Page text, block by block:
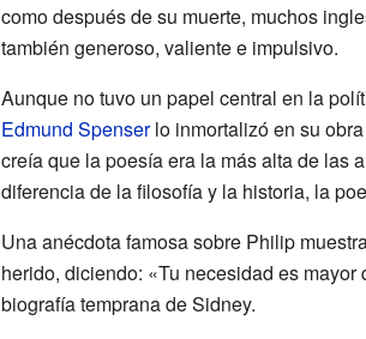
como después de su muerte, muchos
también generoso, valiente e impulsivo.
Aunque no tuvo un papel central en la
Edmund Spenserlo inmortalizó en su
creía que la poesía era la más alta de las
diferencia de la filosofía y la historia, la
Una anécdota famosa sobre Philip
herido, diciendo: «Tu necesidad es
biografía temprana de Sidney.